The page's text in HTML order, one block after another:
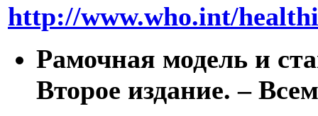
http://www.who.int/
Рамочная модель и
Второе издание. –